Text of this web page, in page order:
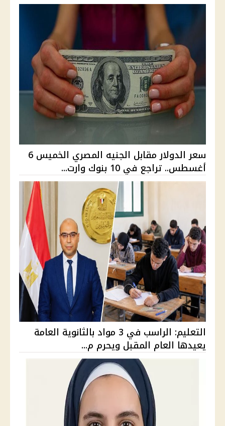
سعر الدولار مقابل الجنيه المصري الخميس 6
أغسطس.. تراجع في 10 بنوك وارت...
التعليم: الراسب في 3 مواد بالثانوية العامة
يعيدها العام المقبل ويحرم م...